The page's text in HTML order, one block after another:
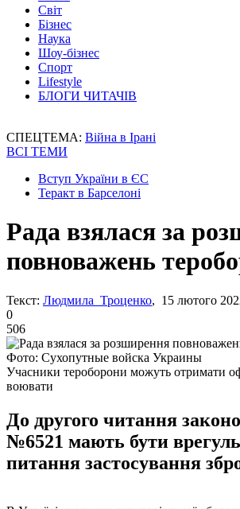
Світ
Бізнес
Наука
Шоу-бізнес
Спорт
Lifestyle
БЛОГИ ЧИТАЧІВ
СПЕЦТЕМА: Війна в Ірані
ВСІ ТЕМИ
Вступ України в ЄС
Теракт в Барселоні
Рада взялася за
повноважень
Текст: Людмила Троценко, 15 лютого
0
506
Фото: Сухопутные войска Украины
Учасники тероборони можуть отримати
воювати
До другого читання
№6521 мають бути
питання застосування